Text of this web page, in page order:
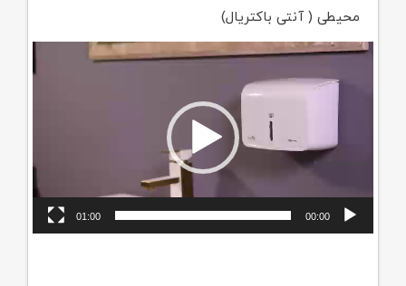
محیطی ( آنتی باکتریال)
نمایشگر
00:00
01:00